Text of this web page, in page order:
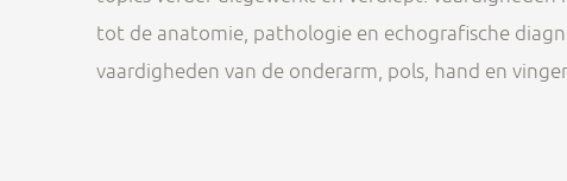
tot de anatomie, pathologie en echografische
vaardigheden van de onderarm, pols, hand en